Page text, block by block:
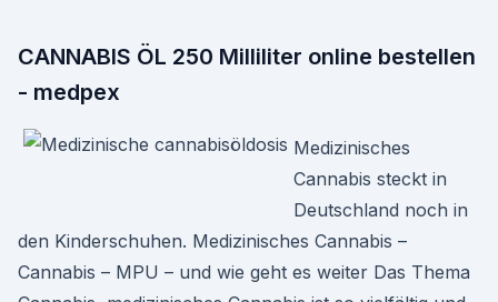
CANNABIS ÖL 250 Milliliter online bestellen
- medpex
Medizinisches
Cannabis steckt in
Deutschland noch in
den Kinderschuhen. Medizinisches Cannabis –
Cannabis – MPU – und wie geht es weiter Das Thema